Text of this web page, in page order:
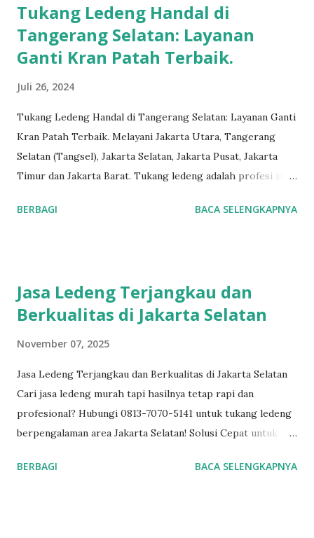
Tukang Ledeng Handal di
Tangerang Selatan: Layanan
Ganti Kran Patah Terbaik.
Juli 26, 2024
Tukang Ledeng Handal di Tangerang Selatan: Layanan Ganti
Kran Patah Terbaik. Melayani Jakarta Utara, Tangerang
Selatan (Tangsel), Jakarta Selatan, Jakarta Pusat, Jakarta
Timur dan Jakarta Barat. Tukang ledeng adalah profesi inti
reputasi dan kualitas yang terjamin.
#jasaTukangLedeng #JasaPemasanganLedeng
#ProfesionalTukangLedeng #TukangLedengMurah
#InstalasiPipa #PerbaikanPipa #TukangSaluranDrainase
Layanan dan kepuasan pelanggan adalah komitmen kami.
Layanan profesional, tim tukang ledeng yang
berpengalaman, kami dapat memberi Anda solusi untuk
masalah apa pun, mulai dari masalah kecil sampai besar.
dengan cepat dan efisien. Teknisi Profesional dan
BERBAGI BACA SELENGKAPNYA
Jasa Ledeng Terjangkau dan
Berkualitas di Jakarta Selatan
November 07, 2025
Jasa Ledeng Terjangkau dan Berkualitas di Jakarta Selatan
Cari jasa ledeng murah tapi hasilnya tetap rapi dan
profesional? Hubungi 0813-7070-5141 untuk tukang ledeng
berpengalaman area Jakarta Selatan! Solusi Cepat untuk
setiap rumah. Namun, masalah seperti pipa bocor, kran
BERBAGI BACA SELENGKAPNYA